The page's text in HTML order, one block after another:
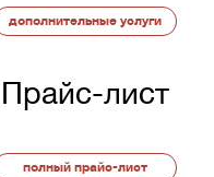
дополнительные услуги
Прайс-лист
полный прайс-лист